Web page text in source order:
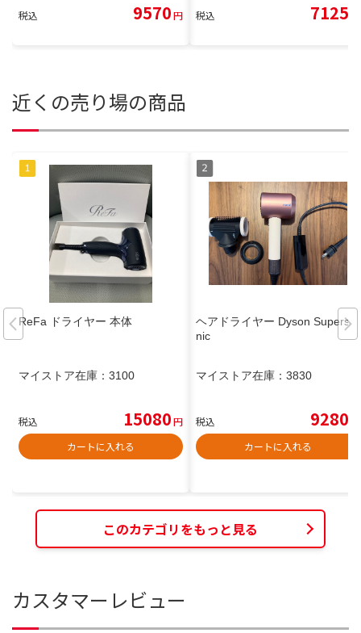
税込 9570円 税込 7125
近くの売り場の商品
ReFa ドライヤー 本体
マイストア在庫： 3100
税込 15080円
カートに入れる
ヘアドライヤー Dyson Superso
nic
マイストア在庫： 3830
税込 9280
カートに入れる
このカテゴリをもっと見る
カスタマーレビュー